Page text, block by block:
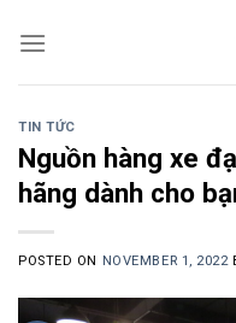
TIN TỨC
Nguồn hàng xe
hãng dành cho
POSTED ON NOVEMBER 1, 2022